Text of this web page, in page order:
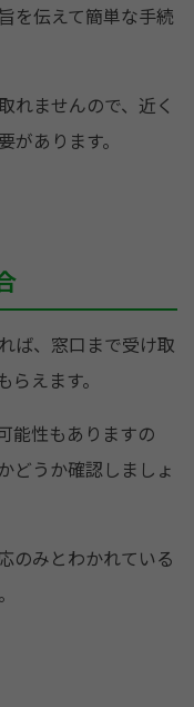
を伝えて簡単な手続
れませんので、近く
あります。
ば、窓口まで受け取
えます。
能性もありますの
どうか確認しましょ
のみとわかれている